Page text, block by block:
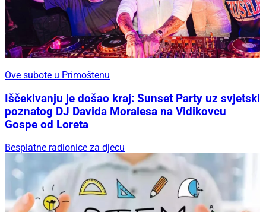
Ove subote u Primoštenu
Iščekivanju je došao kraj: Sunset Party uz svjetski
poznatog DJ Davida Moralesa na Vidikovcu
Gospe od Loreta
Besplatne radionice za djecu